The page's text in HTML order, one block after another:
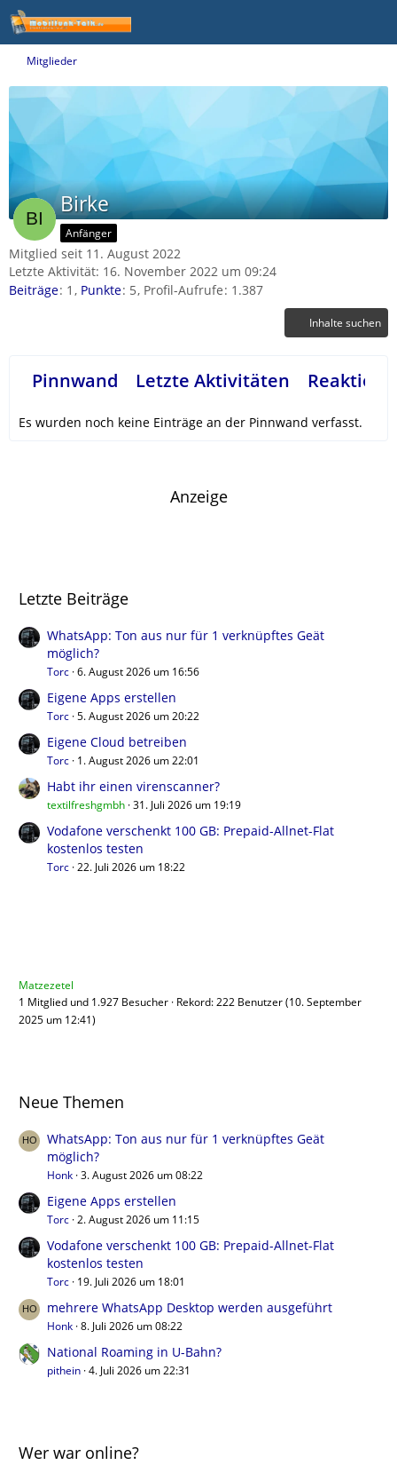
Mitglieder
Birke
Anfänger
Mitglied seit 11. August 2022
Letzte Aktivität: 16. November 2022 um 09:24
Beiträge 1 Punkte 5 Profil-Aufrufe 1.387
Inhalte suchen
Pinnwand Letzte Aktivitäten
Es wurden noch keine Einträge an der Pinnwand verfasst.
Anzeige
Letzte Beiträge
WhatsApp: Ton aus nur für 1 verknüpftes Geät
möglich?
Torc 6. August 2026 um 16:56
Eigene Apps erstellen
Torc 5. August 2026 um 20:22
Eigene Cloud betreiben
Torc 1. August 2026 um 22:01
Habt ihr einen virenscanner?
textilfreshgmbh 31. Juli 2026 um 19:19
Vodafone verschenkt 100 GB: Prepaid-Allnet-Flat
kostenlos testen
Torc 22. Juli 2026 um 18:22
Matzezetel
1 Mitglied und 1.927 Besucher Rekord: 222 Benutzer (10. September
2025 um 12:41)
Neue Themen
WhatsApp: Ton aus nur für 1 verknüpftes Geät
möglich?
Honk 3. August 2026 um 08:22
Eigene Apps erstellen
Torc 2. August 2026 um 11:15
Vodafone verschenkt 100 GB: Prepaid-Allnet-Flat
kostenlos testen
Torc 19. Juli 2026 um 18:01
mehrere WhatsApp Desktop werden ausgeführt
Honk 8. Juli 2026 um 08:22
National Roaming in U-Bahn?
pithein 4. Juli 2026 um 22:31
Wer war online?